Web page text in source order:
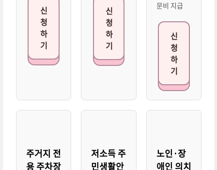
신
청
하
기
신
청
하
기
문비 지급
신
청
하
기
주거지 전
용 주차장
저소득 주
민생활안
노인·장
애인 의치